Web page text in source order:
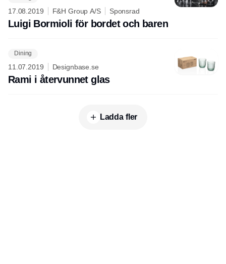
17.08.2019 F&H Group A/S Sponsrad
Luigi Bormioli för bordet och baren
Dining
11.07.2019 Designbase.se
Rami i återvunnet glas
Ladda fler